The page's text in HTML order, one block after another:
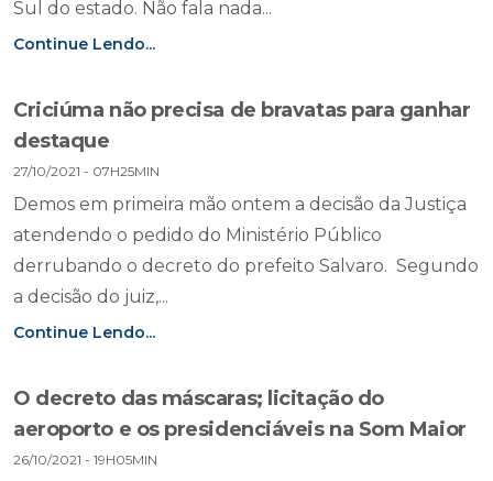
Sul do estado. Não fala nada...
Continue Lendo...
Criciúma não precisa de bravatas para ganhar
destaque
27/10/2021 - 07H25MIN
Demos em primeira mão ontem a decisão da Justiça
atendendo o pedido do Ministério Público
derrubando o decreto do prefeito Salvaro. Segundo
a decisão do juiz,...
Continue Lendo...
O decreto das máscaras; licitação do
aeroporto e os presidenciáveis na Som Maior
26/10/2021 - 19H05MIN